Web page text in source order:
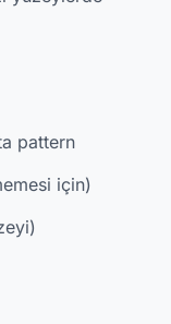
pattern
için)